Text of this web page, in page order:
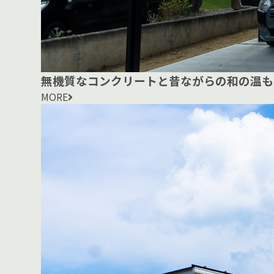
無機質なコンクリートと昔ながらの和の温
MORE